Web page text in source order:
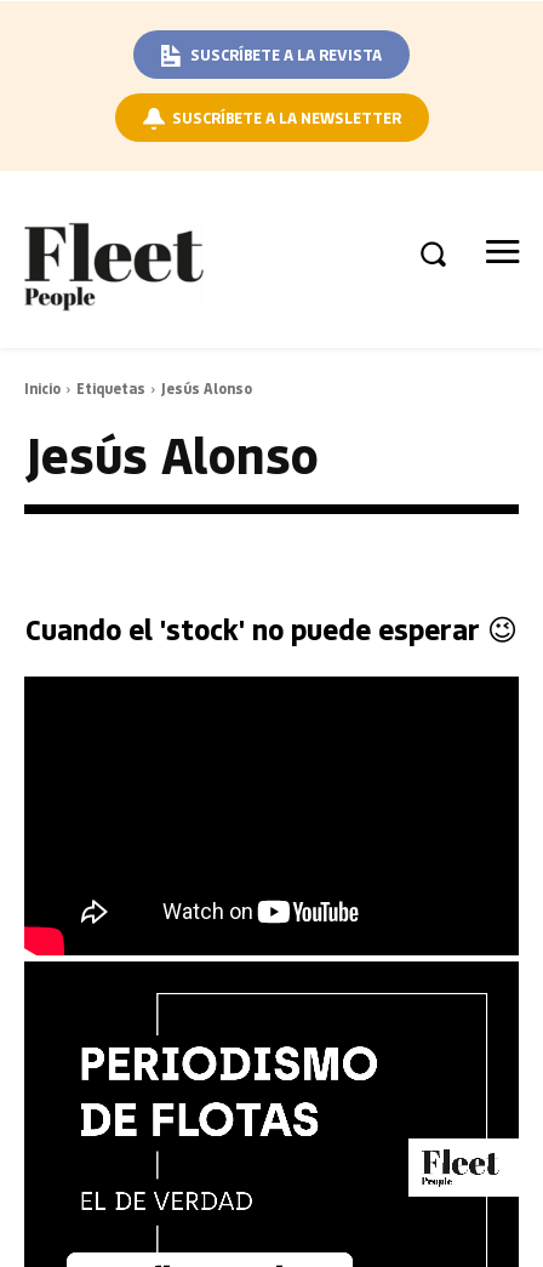
SUSCRÍBETE A LA REVISTA
SUSCRÍBETE A LA NEWSLETTER
Inicio Etiquetas Jesús Alonso
Jesús Alonso
Cuando el 'stock' no puede esperar 😉